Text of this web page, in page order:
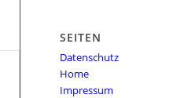
SEITEN
Datenschutz
Home
Impressum